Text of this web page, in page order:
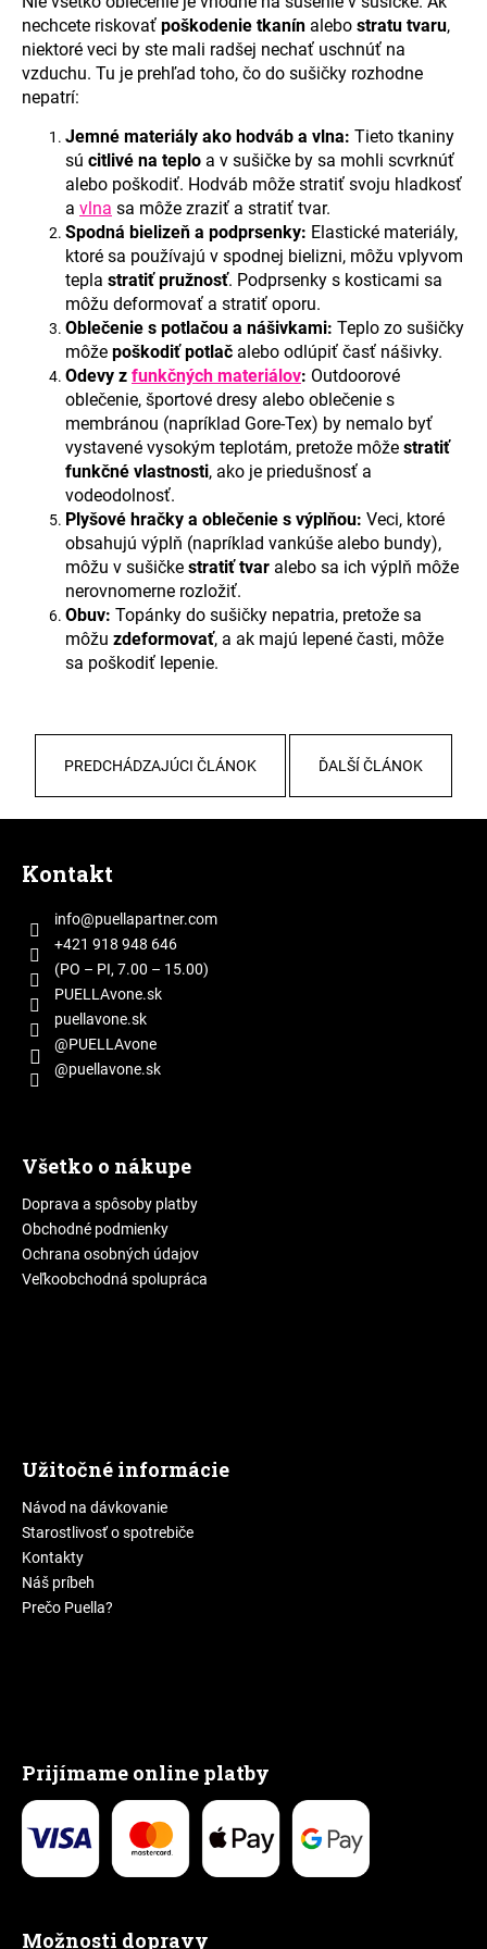
nechcete riskovať poškodenie tkanín alebo stratu tvaru,
niektoré veci by ste mali radšej nechať uschnúť na
vzduchu. Tu je prehľad toho, čo do sušičky rozhodne
nepatrí:
Jemné materiály ako hodváb a vlna: Tieto tkaniny
sú citlivé na teplo a v sušičke by sa mohli scvrknúť
alebo poškodiť. Hodváb môže stratiť svoju hladkosť
a vlna sa môže zraziť a stratiť tvar.
Spodná bielizeň a podprsenky: Elastické materiály,
ktoré sa používajú v spodnej bielizni, môžu vplyvom
tepla stratiť pružnosť. Podprsenky s kosticami sa
môžu deformovať a stratiť oporu.
Oblečenie s potlačou a nášivkami: Teplo zo sušičky
môže poškodiť potlač alebo odlúpiť časť nášivky.
Odevy z funkčných materiálov: Outdoorové
oblečenie, športové dresy alebo oblečenie s
membránou (napríklad Gore-Tex) by nemalo byť
vystavené vysokým teplotám, pretože môže stratiť
funkčné vlastnosti, ako je priedušnosť a
vodeodolnosť.
Plyšové hračky a oblečenie s výplňou: Veci, ktoré
obsahujú výplň (napríklad vankúše alebo bundy),
môžu v sušičke stratiť tvar alebo sa ich výplň môže
nerovnomerne rozložiť.
Obuv: Topánky do sušičky nepatria, pretože sa
môžu zdeformovať, a ak majú lepené časti, môže
sa poškodiť lepenie.
PREDCHÁDZAJÚCI ČLÁNOK ĎALŠÍ ČLÁNOK
á
j
s
ť
HĽADAŤ
Kontakt
info@puellapartner.com
+421 918 948 646
(PO – PI, 7.00 – 15.00)
PUELLAvone.sk
puellavone.sk
@PUELLAvone
@puellavone.sk
Všetko o nákupe
Doprava a spôsoby platby
Obchodné podmienky
Ochrana osobných údajov
Veľkoobchodná spolupráca
Užitočné informácie
Návod na dávkovanie
Starostlivosť o spotrebiče
Kontakty
Náš príbeh
Prečo Puella?
Prijímame online platby
Možnosti dopravy